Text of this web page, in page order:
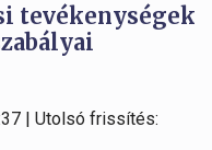
tevékenységek
| Utolsó frissítés: